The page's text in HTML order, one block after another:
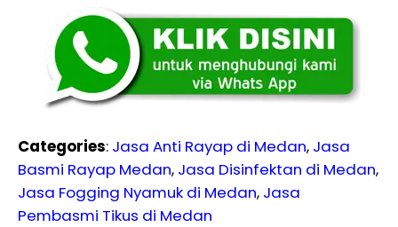
Categories: Jasa Anti Rayap di Medan, Jasa
Basmi Rayap Medan, Jasa Disinfektan di Medan
Jasa Fogging Nyamuk di Medan, Jasa
Pembasmi Tikus di Medan